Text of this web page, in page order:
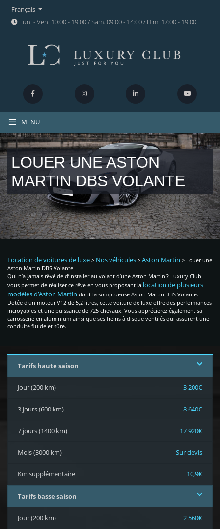
Français
Lun. - Ven. 10:00 - 19:00 / Sam. 09:00 - 14:00 / Dim. 17:00 - 19:00
MENU
LOUER UNE ASTON
MARTIN DBS VOLANTE
Location de voitures de luxe > Nos véhicules > Aston Martin > Louer une
Aston Martin DBS Volante
Qui n’a jamais rêvé de d’installer au volant d’une Aston Martin ? Luxury Club
vous permet de réaliser ce rêve en vous proposant la location de plusieurs
modèles d’Aston Martin dont la somptueuse Aston Martin DBS Volante.
Dotée d’un moteur V12 de 5,2 litres, cette voiture de luxe offre des performances
incroyables et une puissance de 725 chevaux. Vous apprécierez également sa
carrosserie en aluminium ainsi que ses freins à disque ventilés qui assurent une
conduite fluide et sûre.
Tarifs haute saison
Jour (200 km) 3 200€
3 jours (600 km) 8 640€
7 jours (1400 km) 17 920€
Mois (3000 km) Sur devis
Km supplémentaire 10,9€
Tarifs basse saison
Jour (200 km) 2 560€